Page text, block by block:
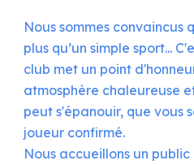
Nous sommes convaincus
plus qu’un simple sport...
club met un point
atmosphère chaleureuse
peut s'épanouir, que vous
joueur confirmé.
Nous accueillons un